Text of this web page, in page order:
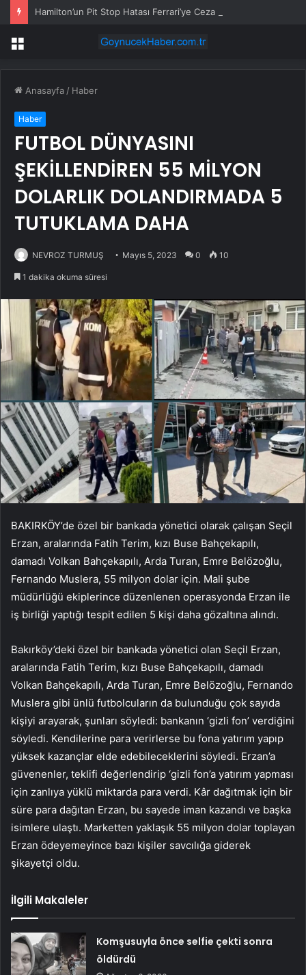
Hamilton’un Pit Stop Hatası Ferrari’ye Ceza Getirdi
Menü
Anasayfa / Haber
Haber
FUTBOL DÜNYASINI
ŞEKİLLENDİREN 55 MİLYON
DOLARLIK DOLANDIRMADA 5
TUTUKLAMA DAHA
NEVROZ TURMUŞ Mayıs 5, 2023 0 10
1 dakika okuma süresi
BAKIRKÖY’de özel bir bankada yönetici olarak çalışan Seçil
Erzan, aralarında Fatih Terim, kızı Buse Bahçekapılı,
damadı Volkan Bahçekapılı, Arda Turan, Emre Belözoğlu,
Fernando Muslera, 55 milyon dolar için. Mali şube
müdürlüğü ekiplerince düzenlenen operasyonda Erzan ile
iş birliği yaptığı tespit edilen 5 kişi daha gözaltına alındı.
Bakırköy’deki özel bir bankada yönetici olan Seçil Erzan,
aralarında Fatih Terim, kızı Buse Bahçekapılı, damadı
Volkan Bahçekapılı, Arda Turan, Emre Belözoğlu, Fernando
Muslera gibi ünlü futbolcuların da bulunduğu çok sayıda
kişiyi arayarak, şunları söyledi: bankanın ‘gizli fon’ verdiğini
söyledi. Kendilerine para verirlerse bu fona yatırım yapıp
yüksek kazançlar elde edebileceklerini söyledi. Erzan’a
güvenenler, teklifi değerlendirip ‘gizli fon’a yatırım yapması
için zanlıya yüklü miktarda para verdi. Kâr dağıtmak için bir
süre para dağıtan Erzan, bu sayede iman kazandı ve başka
isimlere ulaştı. Marketten yaklaşık 55 milyon dolar toplayan
Erzan ödeyemeyince bazı kişiler savcılığa giderek
şikayetçi oldu.
İlgili Makaleler
Komşusuyla önce selfie çekti sonra
öldürdü